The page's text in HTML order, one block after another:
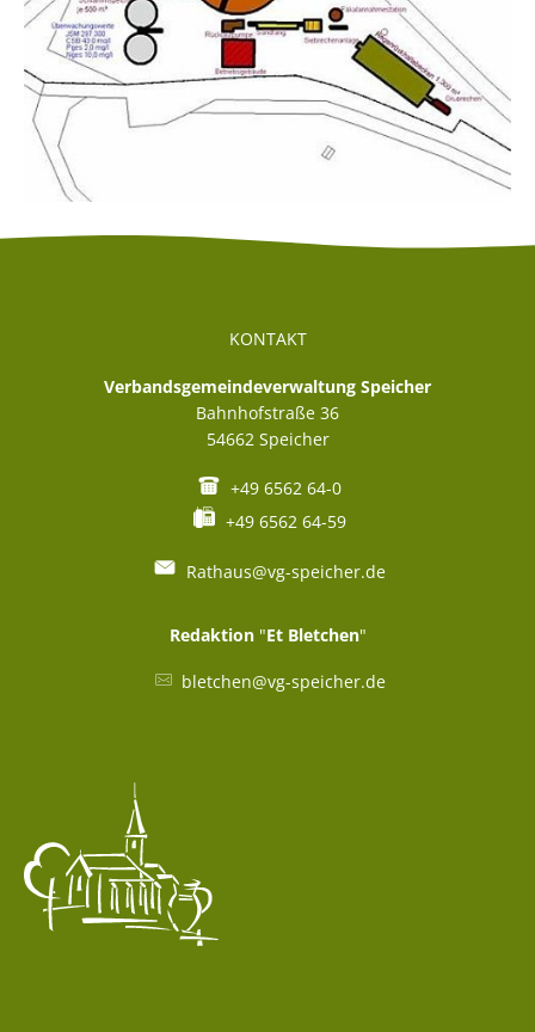
KONTAKT
Verbandsgemeindeverwaltung Speicher
Bahnhofstraße 36
54662 Speicher
+49 6562 64-0
+49 6562 64-59
Rathaus@vg-speicher.de
Redaktion "Et Bletchen"
bletchen@vg-speicher.de